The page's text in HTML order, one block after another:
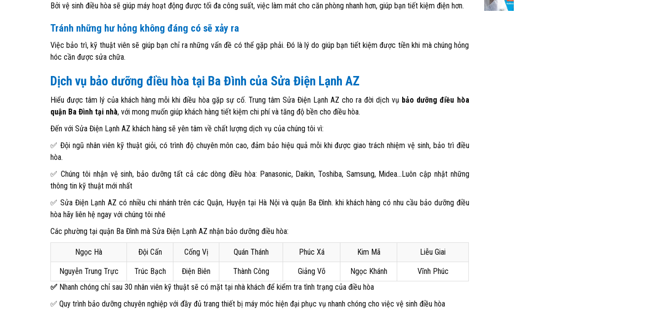
Bởi vệ sinh điều hòa sẽ giúp máy hoạt động được tối đa công suất, việc làm mát cho căn phòng nhanh hơn, giúp bạn tiết kiệm điện hơn.
Tránh những hư hỏng không đáng có sẽ xảy ra
Việc bảo trì, kỹ thuật viên sẽ giúp bạn chỉ ra những vấn đề có thể gặp phải. Đó là lý do giúp bạn tiết kiệm được tiền khi mà chúng hỏng
hóc cần được sửa chữa.
Dịch vụ bảo dưỡng điều hòa tại Ba Đình của Sửa Điện Lạnh AZ
Hiểu được tâm lý của khách hàng mỗi khi điều hòa gặp sự cố. Trung tâm Sửa Điện Lạnh AZ cho ra đời dịch vụ bảo dưỡng điều hòa
quận Ba Đình tại nhà, với mong muốn giúp khách hàng tiết kiệm chi phí và tăng độ bền cho điều hòa.
Đến với Sửa Điện Lạnh AZ khách hàng sẽ yên tâm về chất lượng dịch vụ của chúng tôi vì:
✅ Đội ngũ nhân viên kỹ thuật giỏi, có trình độ chuyên môn cao, đảm bảo hiệu quả mỗi khi được giao trách nhiệm vệ sinh, bảo trì điều
hòa.
✅ Chúng tôi nhận vệ sinh, bảo dưỡng tất cả các dòng điều hòa: Panasonic, Daikin, Toshiba, Samsung, Midea…Luôn cập nhật những
thông tin kỹ thuật mới nhất
✅ Sửa Điện Lạnh AZ có nhiều chi nhánh trên các Quận, Huyện tại Hà Nội và quận Ba Đình. khi khách hàng có nhu cầu bảo dưỡng điều
hòa hãy liên hệ ngay với chúng tôi nhé
Các phường tại quận Ba Đình mà Sửa Điện Lạnh AZ nhận bảo dưỡng điều hòa:
Ngọc Hà Đội Cấn Cống Vị Quán Thánh Phúc Xá Kim Mã Liễu Giai
Nguyễn Trung Trực Trúc Bạch Điện Biên Thành Công Giảng Võ Ngọc Khánh
Vĩnh Phúc
✅ Nhanh chóng chỉ sau 30 nhân viên kỹ thuật sẽ có mặt tại nhà khách để kiểm tra tình trạng của điều hòa
✅ Quy trình bảo dưỡng chuyên nghiệp với đầy đủ trang thiết bị máy móc hiện đại phục vụ nhanh chóng cho việc vệ sinh điều hòa